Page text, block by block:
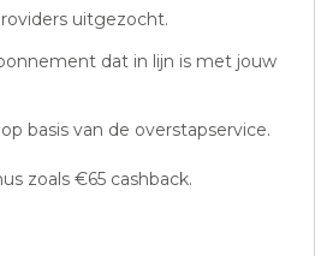
uitgezocht.
dat in lijn is met jouw
basis van de overstapservice.
zoals €65 cashback.